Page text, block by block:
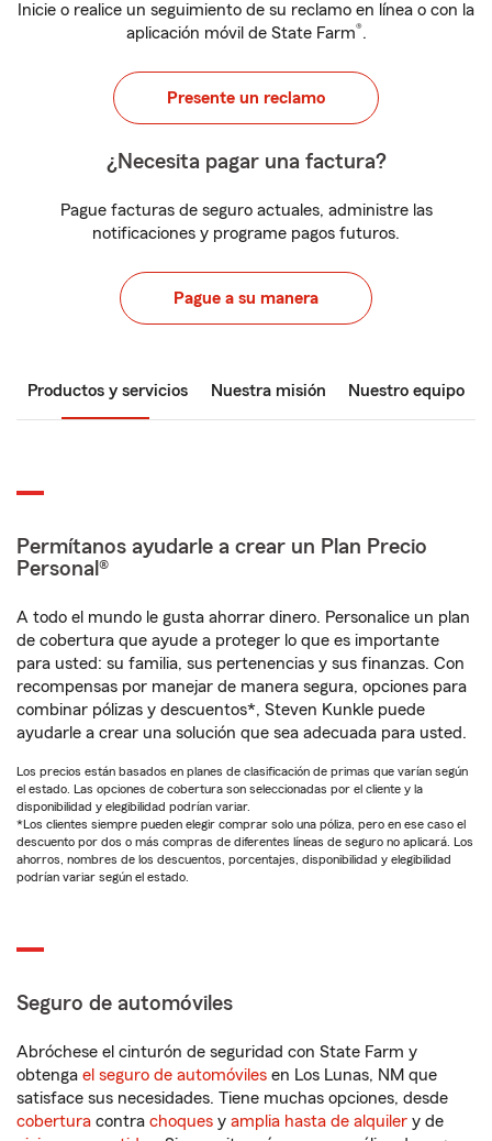
Inicie o realice un seguimiento de su reclamo en línea o con la
aplicación móvil de State Farm®.
Presente un reclamo
¿Necesita pagar una factura?
Pague facturas de seguro actuales, administre las
notificaciones y programe pagos futuros.
Pague a su manera
Productos y servicios Nuestra misión Nuestro equipo
Permítanos ayudarle a crear un Plan Precio
Personal®
A todo el mundo le gusta ahorrar dinero. Personalice un plan
de cobertura que ayude a proteger lo que es importante
para usted: su familia, sus pertenencias y sus finanzas. Con
recompensas por manejar de manera segura, opciones para
combinar pólizas y descuentos*, Steven Kunkle puede
ayudarle a crear una solución que sea adecuada para usted.
Los precios están basados en planes de clasificación de primas que varían según
el estado. Las opciones de cobertura son seleccionadas por el cliente y la
disponibilidad y elegibilidad podrían variar.
*Los clientes siempre pueden elegir comprar solo una póliza, pero en ese caso el
descuento por dos o más compras de diferentes líneas de seguro no aplicará. Los
ahorros, nombres de los descuentos, porcentajes, disponibilidad y elegibilidad
podrían variar según el estado.
Seguro de automóviles
Abróchese el cinturón de seguridad con State Farm y
obtenga el seguro de automóviles en Los Lunas, NM que
satisface sus necesidades. Tiene muchas opciones, desde
cobertura contra choques y amplia hasta de alquiler y de